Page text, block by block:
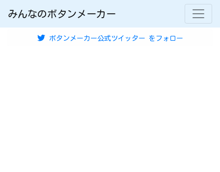
みんなのボタンメーカー
ボタンメーカー公式ツイッター をフォロー